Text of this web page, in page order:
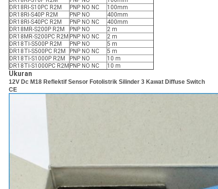
DR18RI-S10PC R2M
PNP NO NC
100mm
DR18RI-S40P R2M
PNP NO
400mm
DR18RI-S40PC R2M
PNP NO NC
400mm
DR18MR-S200P R2M
PNP NO
2 m
DR18MR-S200PC R2M PNP NO NC
2 m
DR18TI-S500P R2M
PNP NO
5 m
DR18TI-S500PC R2M
PNP NO NC
5 m
DR18TI-S1000P R2M
PNP NO
10 m
DR18TI-S1000PC R2M PNP NO NC 10 m
Ukuran
12V Dc M18 Reflektif Sensor Fotolistrik Silinder 3 Kawat Diffuse Switch
CE